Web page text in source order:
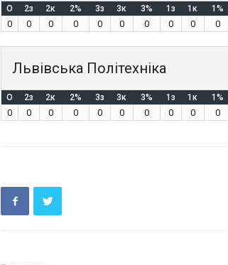
O 2з 2к 2% 3з 3к 3% 1з 1к 1%
0 0 0 0 0 0 0 0 0 0
Львівська Політехніка
O 2з 2к 2% 3з 3к 3% 1з 1к 1%
0 0 0 0 0 0 0 0 0 0